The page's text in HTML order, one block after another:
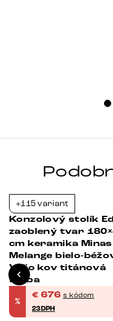
+115 variant
Konzolový stolík
zaoblený tvar
cm keramika Minas
Melange bielo-
Velio kov titánová
farba
%
€ 676 s kódom
23DPH